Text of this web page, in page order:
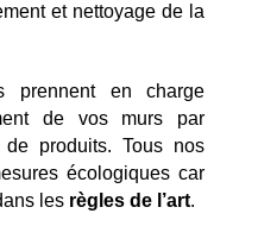
et nettoyage de la
prennent en charge
de vos murs par
produits. Tous nos
écologiques car
les règles de l’art.